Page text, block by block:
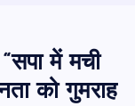
में मची
को गुमराह